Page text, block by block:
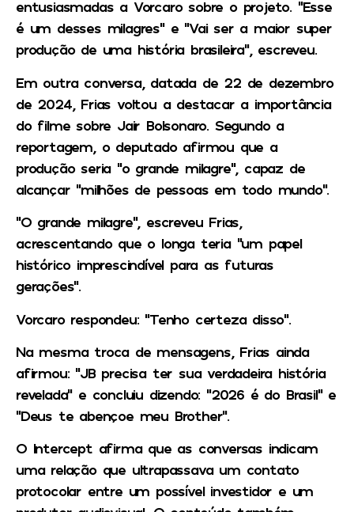
entusiasmadas a Vorcaro sobre o projeto. “Esse
é um desses milagres” e “Vai ser a maior super
produção de uma história brasileira”, escreveu.
Em outra conversa, datada de 22 de dezembro
de 2024, Frias voltou a destacar a importância
do filme sobre Jair Bolsonaro. Segundo a
reportagem, o deputado afirmou que a
produção seria “o grande milagre”, capaz de
alcançar “milhões de pessoas em todo mundo”.
“O grande milagre”, escreveu Frias,
acrescentando que o longa teria “um papel
histórico imprescindível para as futuras
gerações”.
Vorcaro respondeu: “Tenho certeza disso”.
Na mesma troca de mensagens, Frias ainda
afirmou: “JB precisa ter sua verdadeira história
revelada” e concluiu dizendo: “2026 é do Brasil” e
“Deus te abençoe meu Brother”.
O Intercept afirma que as conversas indicam
uma relação que ultrapassava um contato
protocolar entre um possível investidor e um